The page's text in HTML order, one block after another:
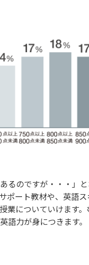
あるのですが・・・」
ポート教材や、英語
業についていけます
語力が身につきます。